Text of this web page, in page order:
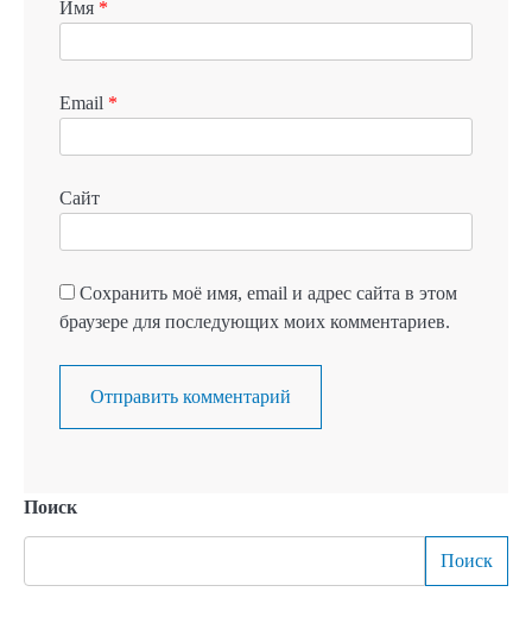
Имя *
Email *
Сайт
Сохранить моё имя, email и адрес сайта в этом
браузере для последующих моих комментариев.
Поиск
Поиск